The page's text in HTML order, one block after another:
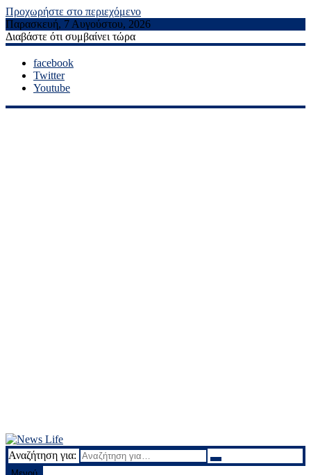
Προχωρήστε στο περιεχόμενο
Παρασκευή, 7 Αυγούστου, 2026
Διαβάστε ότι συμβαίνει τώρα
facebook
Twitter
Youtube
News Life
Ειδήσεις και νέα
Αναζήτηση για: